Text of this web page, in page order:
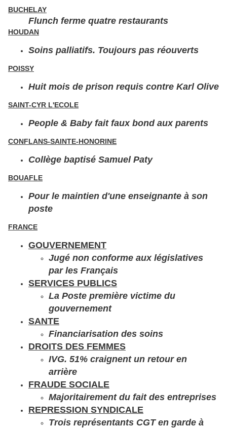
BUCHELAY
Flunch ferme quatre restaurants
HOUDAN
Soins palliatifs. Toujours pas réouverts
POISSY
Huit mois de prison requis contre Karl Olive
SAINT-CYR L'ECOLE
People & Baby fait faux bond aux parents
CONFLANS-SAINTE-HONORINE
Collège baptisé Samuel Paty
BOUAFLE
Pour le maintien d'une enseignante à son
poste
FRANCE
GOUVERNEMENT
Jugé non conforme aux législatives
par les Français
SERVICES PUBLICS
La Poste première victime du
gouvernement
SANTE
Financiarisation des soins
DROITS DES FEMMES
IVG. 51% craignent un retour en
arrière
FRAUDE SOCIALE
Majoritairement du fait des entreprises
REPRESSION SYNDICALE
Trois représentants CGT en garde à